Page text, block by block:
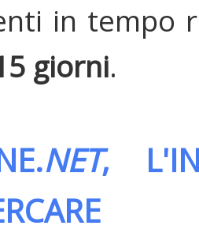
in tempo
giorni.
NET,